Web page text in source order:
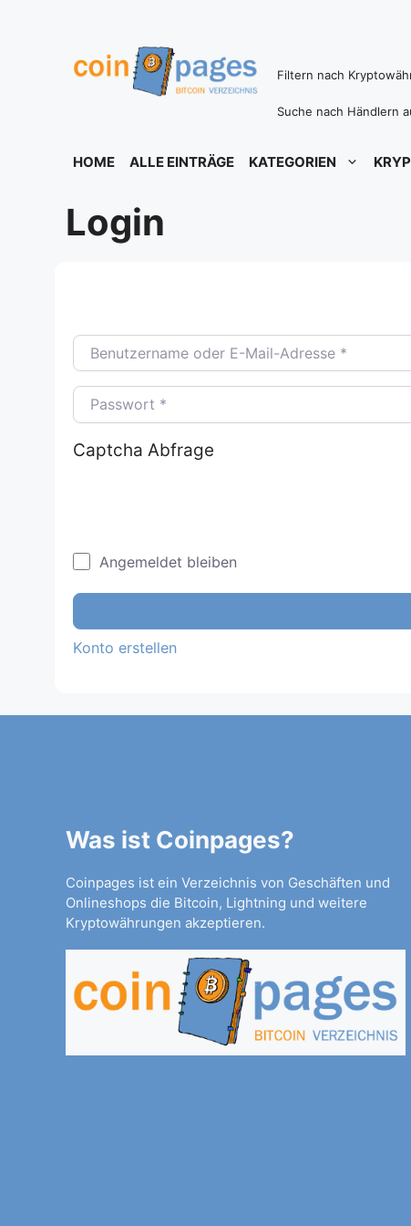
Filtern nach
Suche nach Händlern
HOME ALLE EINTRÄGE KATEGORIEN
Login
Benutzername oder E-Mail-Adresse
Passwort
Captcha Abfrage
Angemeldet bleiben
Konto erstellen
Was ist Coinpages?
Coinpages ist ein Verzeichnis von Geschäften und
Onlineshops die Bitcoin, Lightning und weitere
Kryptowährungen akzeptieren.